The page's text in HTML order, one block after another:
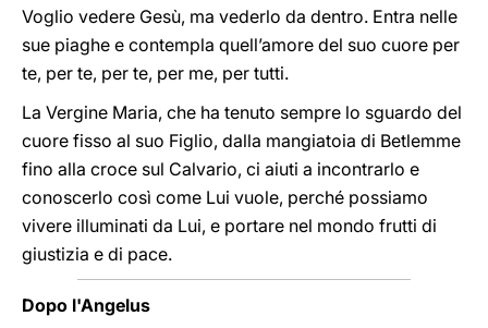
Voglio vedere Gesù, ma vederlo da dentro. Entra nelle
sue piaghe e contempla quell’amore del suo cuore per
te, per te, per te, per me, per tutti.
La Vergine Maria, che ha tenuto sempre lo sguardo del
cuore fisso al suo Figlio, dalla mangiatoia di Betlemme
fino alla croce sul Calvario, ci aiuti a incontrarlo e
conoscerlo così come Lui vuole, perché possiamo
vivere illuminati da Lui, e portare nel mondo frutti di
giustizia e di pace.
Dopo l'Angelus